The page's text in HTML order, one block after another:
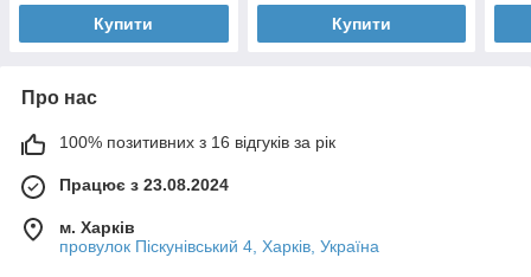
Купити Купити
Про нас
100% позитивних з 16 відгуків за рік
Працює з 23.08.2024
м. Харків
провулок Піскунівський 4, Харків, Україна